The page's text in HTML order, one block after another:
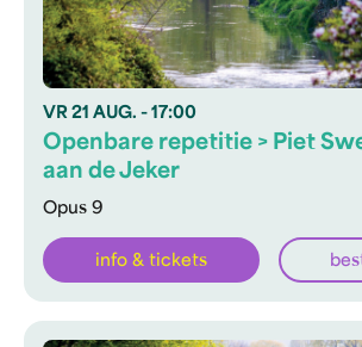
VR 21 AUG. - 17:00
Opus 9
Openbare repetitie > Piet
aan de Jeker
info & tickets